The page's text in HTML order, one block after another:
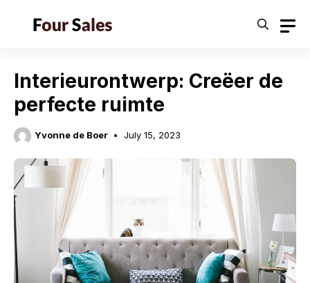
Interieurontwerp: Creëer de
perfecte ruimte
Yvonne de Boer July 15, 2023